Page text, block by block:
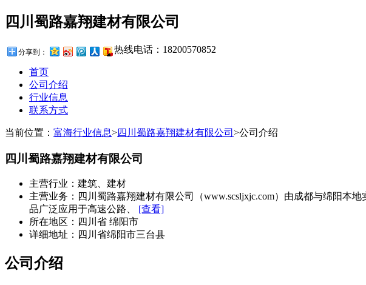
四川蜀路嘉翔建材有限公司
分享到： 热线电话： 18200570852
首页
公司介绍
行业信息
联系方式
当前位置： 富海行业信息>四川蜀路嘉翔建材有限公司 >公司介绍
四川蜀路嘉翔建材有限公司
主营行业： 建筑、建材
主营业务： 四川蜀路嘉翔建材有限公司（www.scsljxjc.com）由成都与绵阳本
品广泛应用于高速公路、 [查看]
所在地区： 四川省 绵阳市
详细地址： 四川省绵阳市三台县
公司介绍